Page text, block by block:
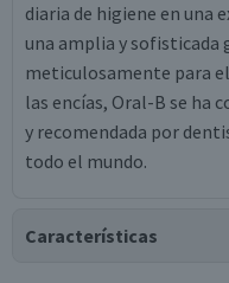
diaria de higiene en una
una amplia y sofisticada
meticulosamente para
las encías, Oral-B se ha
y recomendada por
todo el mundo.
Características